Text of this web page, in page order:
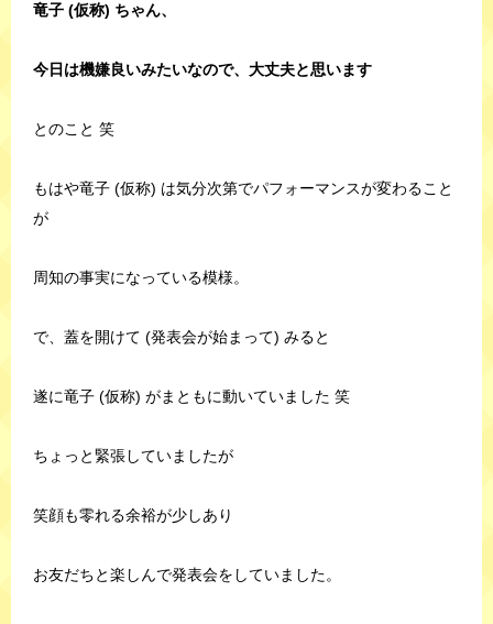
竜子 (仮称) ちゃん、
今日は機嫌良いみたいなので、大丈夫と思います
とのこと 笑
もはや竜子 (仮称) は気分次第でパフォーマンスが変わること
が
周知の事実になっている模様。
で、蓋を開けて (発表会が始まって) みると
遂に竜子 (仮称) がまともに動いていました 笑
ちょっと緊張していましたが
笑顔も零れる余裕が少しあり
お友だちと楽しんで発表会をしていました。